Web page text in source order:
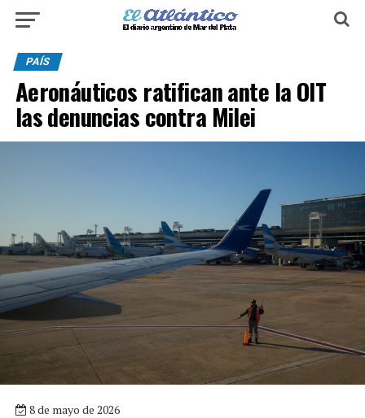
PAÍS
Aeronáuticos ratifican ante la OIT
las denuncias contra Milei
8 de mayo de 2026